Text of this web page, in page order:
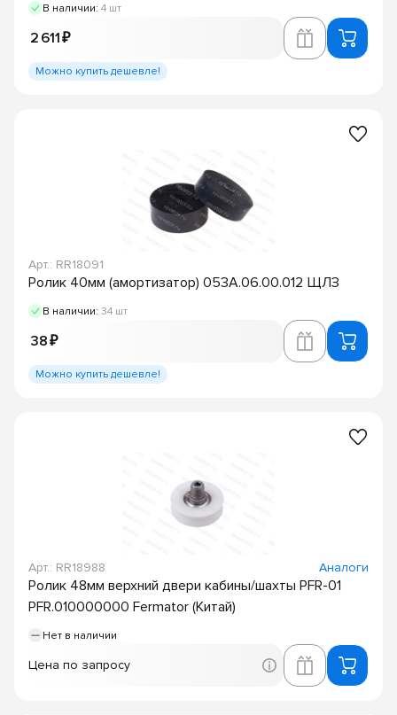
В наличии: 4 шт
2 611 ₽
Можно купить дешевле!
Арт.: RR18091
Ролик 40мм (амортизатор) 053А.06.00.012 ЩЛЗ
В наличии: 34 шт
38 ₽
Можно купить дешевле!
Арт.: RR18988 Аналоги
Ролик 48мм верхний двери кабины/шахты PFR-01
PFR.010000000 Fermator (Китай)
Нет в наличии
Цена по запросу